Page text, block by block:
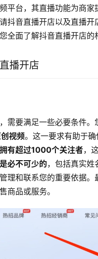
平台，其直播功能为商
抖音直播开店以及直播
全面了解抖音直播开店的
播开店
需要满足一些必要条件。
视频。这一要求有助于
有超过1000个关注者，
必不可少的，包括真实姓
理和联系您的重要依据。
商品或服务。